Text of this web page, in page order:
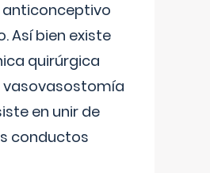
Así bien existe
quirúrgica
en unir de
conductos